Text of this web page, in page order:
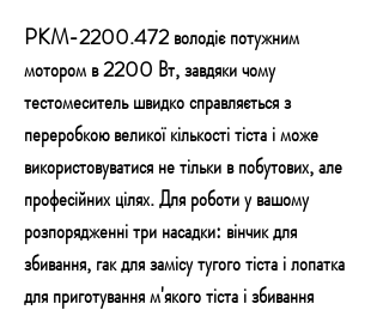
PKM-2200.472 володіє потужним
мотором в 2200 Вт, завдяки чому
тестомеситель швидко справляється з
переробкою великої кількості тіста і може
використовуватися не тільки в побутових, але
професійних цілях. Для роботи у вашому
розпорядженні три насадки: вінчик для
збивання, гак для замісу тугого тіста і лопатка
для приготування м'якого тіста і збивання